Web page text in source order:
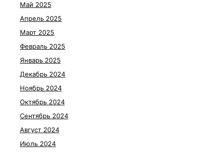
Май 2025
Апрель 2025
Март 2025
Февраль 2025
Январь 2025
Декабрь 2024
Ноябрь 2024
Октябрь 2024
Сентябрь 2024
Август 2024
Июль 2024